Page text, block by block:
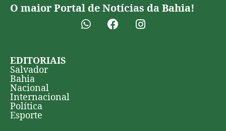
O maior Portal de Notícias da Bahia!
EDITORIAIS
Salvador
Bahia
Nacional
Internacional
Política
Esporte